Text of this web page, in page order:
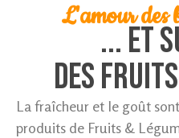
L'amour des
... ET
des fruits
La fraîcheur et le goût
produits de Fruits &